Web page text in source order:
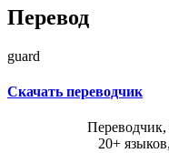
Перевод
guard
Скачать переводчик
Переводчик,
20+